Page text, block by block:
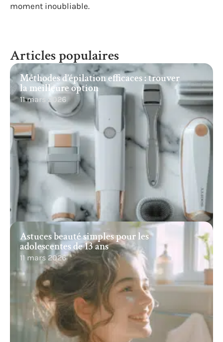
moment inoubliable.
Articles populaires
Méthodes d’épilation efficaces : trouver
la meilleure option
11 mars 2026
Astuces beauté simples pour les
adolescentes de 13 ans
11 mars 2026